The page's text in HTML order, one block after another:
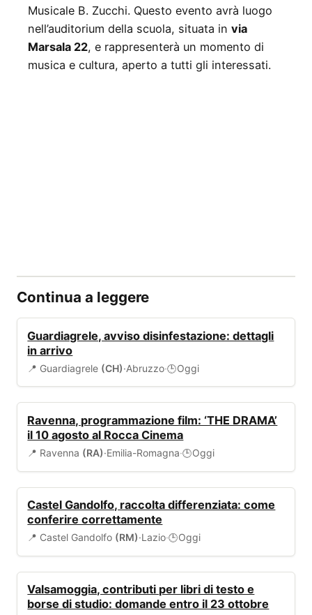
Musicale B. Zucchi. Questo evento avrà luogo
nell’auditorium della scuola, situata in via
Marsala 22, e rappresenterà un momento di
musica e cultura, aperto a tutti gli interessati.
Continua a leggere
Guardiagrele, avviso disinfestazione: dettagli
in arrivo
📍 Guardiagrele (CH)·Abruzzo·🕒Oggi
Ravenna, programmazione film: ‘THE DRAMA’
il 10 agosto al Rocca Cinema
📍 Ravenna (RA)·Emilia-Romagna·🕒Oggi
Castel Gandolfo, raccolta differenziata: come
conferire correttamente
📍 Castel Gandolfo (RM)·Lazio·🕒Oggi
Valsamoggia, contributi per libri di testo e
borse di studio: domande entro il 23 ottobre